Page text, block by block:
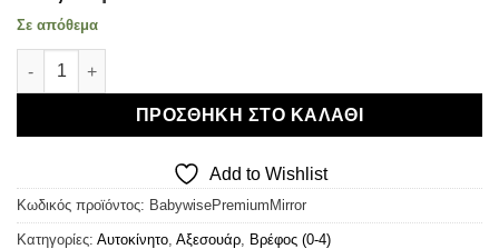
Σε απόθεμα
BabyWise Premium Baby Car Mirror - Καθρέφτης Αυτοκινήτου
ΠΡΟΣΘΉΚΗ ΣΤΟ ΚΑΛΆΘΙ
Add to Wishlist
Κωδικός προϊόντος: BabywisePremiumMirror
Κατηγορίες: Αυτοκίνητο Αξεσουάρ Βρέφος (0-4)